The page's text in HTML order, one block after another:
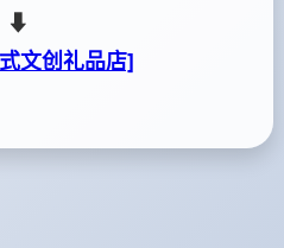
⬇
文创礼品店]